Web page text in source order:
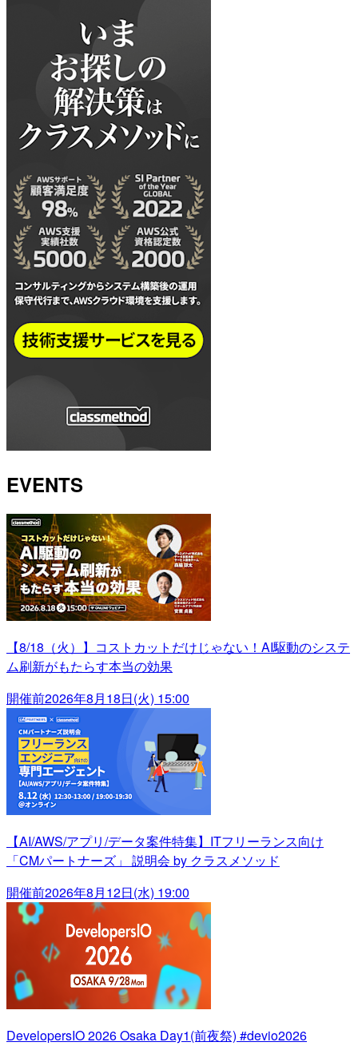
EVENTS
【8/18（火）】コストカットだけじゃない！AI駆動のシステ
ム刷新がもたらす本当の効果
開催前2026年8月18日(火) 15:00
【AI/AWS/アプリ/データ案件特集】ITフリーランス向け
「CMパートナーズ」 説明会 by クラスメソッド
開催前2026年8月12日(水) 19:00
DevelopersIO 2026 Osaka Day1(前夜祭) #devio2026